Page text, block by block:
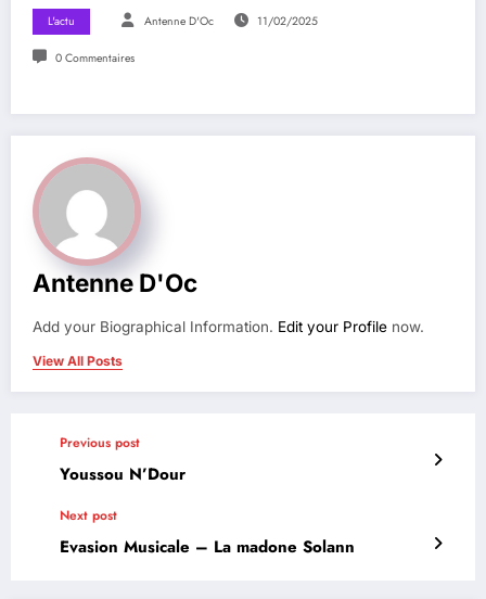
L'actu Antenne D'Oc 11/02/2025
0 Commentaires
Antenne D'Oc
Add your Biographical Information. Edit your Profile now.
View All Posts
Previous post
Youssou N’Dour
Next post
Evasion Musicale – La madone Solann